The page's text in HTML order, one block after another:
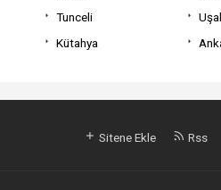
Tunceli
Kütahya
Sitene Ekle Rss